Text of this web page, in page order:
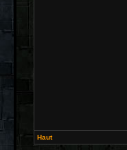
Haut